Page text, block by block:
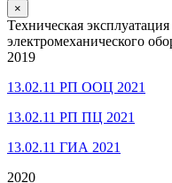
×
Техническая
электромеханического
2019
13.02.11 РП ООЦ 2021
13.02.11 РП ПЦ 2021
13.02.11 ГИА 2021
2020